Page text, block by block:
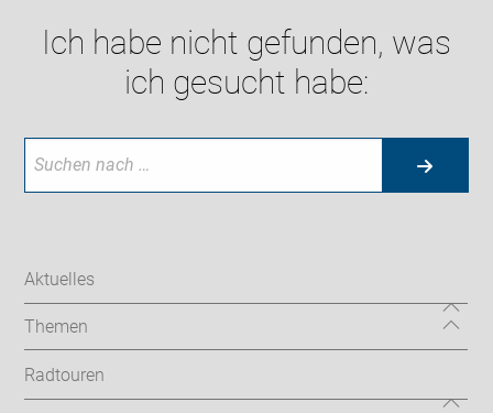
Ich habe nicht gefunden, was
ich gesucht habe:
Aktuelles
Themen
Radtouren